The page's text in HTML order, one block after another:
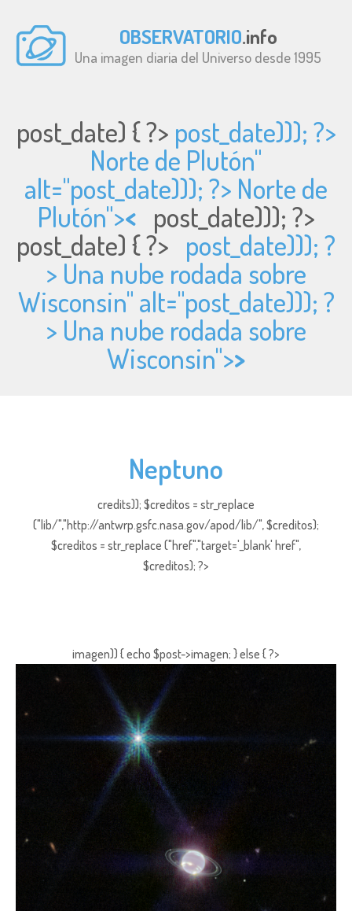
OBSERVATORIO.info
Una imagen diaria del Universo desde 1995
post_date) { ?> post_date))); ?>
Norte de Plutón"
alt="post_date))); ?> Norte de
Plutón">< post_date))); ?>
post_date) { ?> post_date))); ?
> Una nube rodada sobre
Wisconsin" alt="post_date))); ?
> Una nube rodada sobre
Wisconsin">>
Neptuno
credits)); $creditos = str_replace
("lib/","http://antwrp.gsfc.nasa.gov/apod/lib/", $creditos);
$creditos = str_replace ("href","target='_blank' href",
$creditos); ?>
imagen)) { echo $post->imagen; } else { ?>